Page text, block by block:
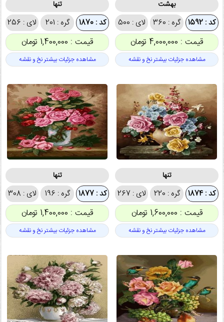
بهشت
کد : 1592 گره : 360 لای : 500
قیمت : 4,000,000 تومان
مشاهده جزئیات بیشتر نخ و نقشه
تنها
کد : 1870 گره : 201 لای : 256
قیمت : 1,400,000 تومان
مشاهده جزئیات بیشتر نخ و نقشه
تنها
کد : 1874 گره : 220 لای : 267
قیمت : 1,600,000 تومان
مشاهده جزئیات بیشتر نخ و نقشه
تنها
کد : 1877 گره : 196 لای : 308
قیمت : 1,400,000 تومان
مشاهده جزئیات بیشتر نخ و نقشه